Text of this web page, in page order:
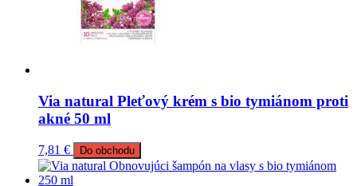
Via natural Pleťový krém s bio tymiánom proti
akné 50 ml
7,81 € Do obchodu